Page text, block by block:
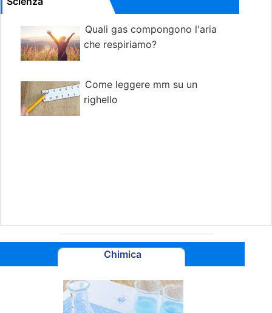
Quali gas compongono l'aria
che respiriamo?
Come leggere mm su un
righello
Chimica